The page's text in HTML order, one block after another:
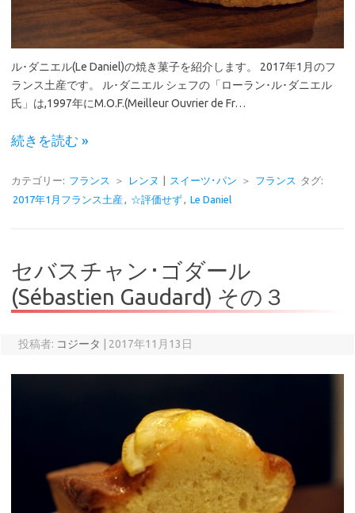
ル･ダニエル(Le Daniel)の焼き菓子を紹介します。 2017年1月のフ
ランス土産です。 ル･ダニエル シェフの「ローラン･ル･ダニエル
氏」は,1997年にM.O.F.(Meilleur Ouvrier de Fr…
続きを読む »
カテゴリー: フランス ＞ レンヌ | スイーツ･パン ＞ フランス
タグ:
2017年1月フランス土産
☆評価せず Le Daniel
セバスチャン･ゴダール
(Sébastien Gaudard) その３
投稿者: コジータ | 2017年11月13日